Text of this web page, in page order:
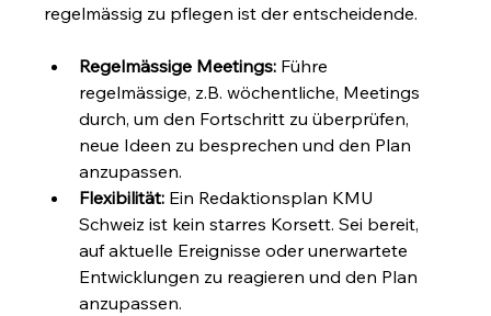
regelmässig zu pflegen ist der entscheidende.
Regelmässige Meetings: Führe
regelmässige, z.B. wöchentliche, Meetings
durch, um den Fortschritt zu überprüfen,
neue Ideen zu besprechen und den Plan
anzupassen.
Flexibilität: Ein Redaktionsplan KMU
Schweiz ist kein starres Korsett. Sei bereit,
auf aktuelle Ereignisse oder unerwartete
Entwicklungen zu reagieren und den Plan
anzupassen.